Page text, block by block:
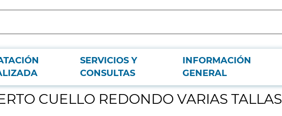
SERVICIOS Y
CONSULTAS
INFORMACIÓN
GENERAL
CUELLO REDONDO VARIAS TALLAS